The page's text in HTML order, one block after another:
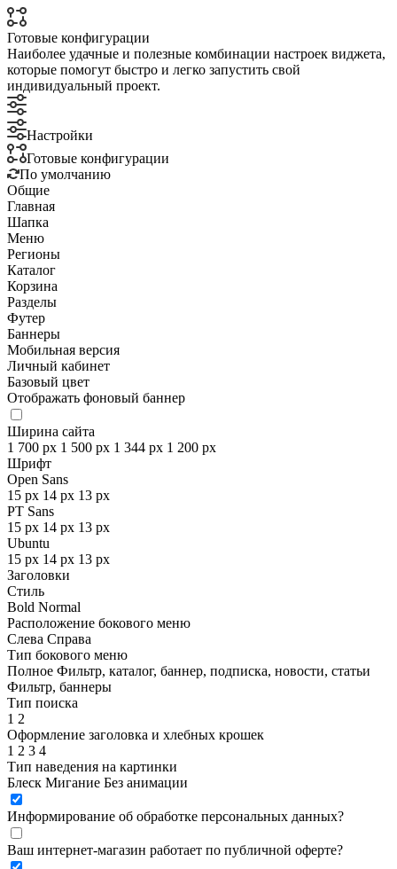
Готовые конфигурации
Наиболее удачные и полезные комбинации настроек виджета,
которые помогут быстро и легко запустить свой
индивидуальный проект.
Настройки
Готовые конфигурации
По умолчанию
Общие
Главная
Шапка
Меню
Регионы
Каталог
Корзина
Разделы
Футер
Баннеры
Мобильная версия
Личный кабинет
Базовый цвет
Отображать фоновый баннер
Ширина сайта
1 700 px 1 500 px 1 344 px 1 200 px
Шрифт
Open Sans
15 px 14 px 13 px
PT Sans
15 px 14 px 13 px
Ubuntu
15 px 14 px 13 px
Заголовки
Стиль
Bold Normal
Расположение бокового меню
Слева Справа
Тип бокового меню
Полное Фильтр, каталог, баннер, подписка, новости, статьи
Фильтр, баннеры
Тип поиска
1 2
Оформление заголовка и хлебных крошек
1 2 3 4
Тип наведения на картинки
Блеск Мигание Без анимации
Информирование об обработке персональных данных?
Ваш интернет-магазин работает по публичной оферте?